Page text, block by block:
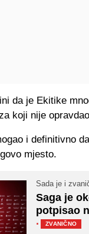
da je Ekitike
koji nije
i definitivno
mjesto.
Sada je i
Saga je
potpisao
·
ZVANIČNO